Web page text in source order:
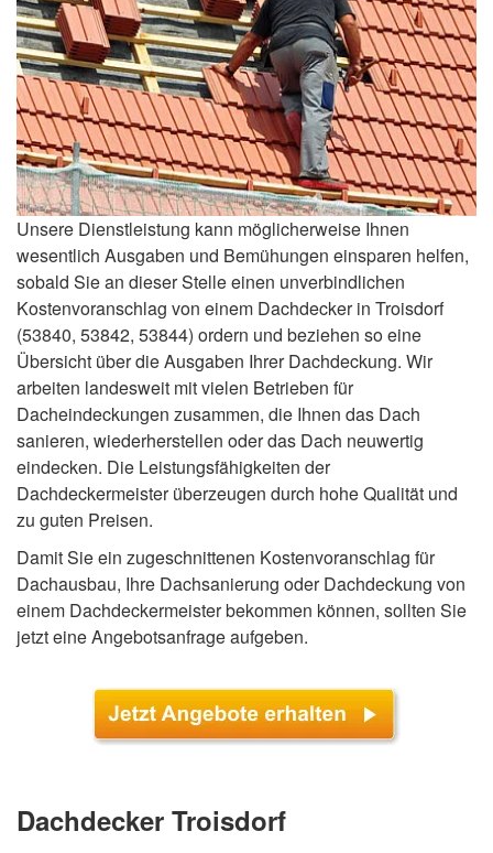
Unsere Dienstleistung kann möglicherweise Ihnen
wesentlich Ausgaben und Bemühungen einsparen helfen,
sobald Sie an dieser Stelle einen unverbindlichen
Kostenvoranschlag von einem Dachdecker in Troisdorf
(53840, 53842, 53844) ordern und beziehen so eine
Übersicht über die Ausgaben Ihrer Dachdeckung. Wir
arbeiten landesweit mit vielen Betrieben für
Dacheindeckungen zusammen, die Ihnen das Dach
sanieren, wiederherstellen oder das Dach neuwertig
eindecken. Die Leistungsfähigkeiten der
Dachdeckermeister überzeugen durch hohe Qualität und
zu guten Preisen.
Damit Sie ein zugeschnittenen Kostenvoranschlag für
Dachausbau, Ihre Dachsanierung oder Dachdeckung von
einem Dachdeckermeister bekommen können, sollten Sie
jetzt eine Angebotsanfrage aufgeben.
Dachdecker Troisdorf